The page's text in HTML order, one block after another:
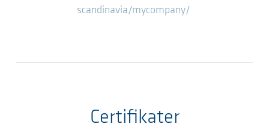
scandinavia/mycompany/
Certifikater